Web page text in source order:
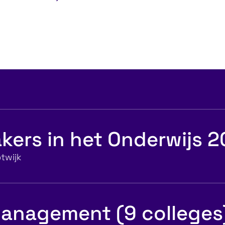
in het Onderwijs
(9